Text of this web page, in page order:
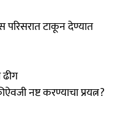
परिसरात टाकून देण्यात
नष्ट करण्याचा प्रयत्न?